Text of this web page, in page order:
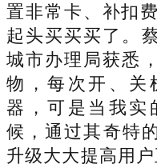
置非常卡、补扣
起头买买买了。
城市办理局获悉
物，每次开、关
器，可是当我实
候，通过其奇特
升级大大提高用